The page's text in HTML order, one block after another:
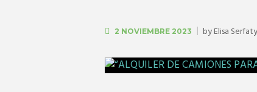
2 NOVIEMBRE 2023 byElisa